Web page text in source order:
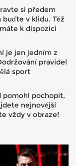
si předem
buďte v klidu. Těž
k dispozici
je jen jedním z
pravidel
sport
pomohl pochopit,
nejnovější
vždy v obraze!